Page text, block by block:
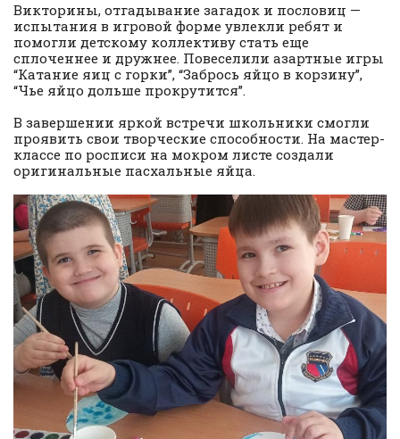
Викторины, отгадывание загадок и пословиц —
испытания в игровой форме увлекли ребят и
помогли детскому коллективу стать еще
сплоченнее и дружнее. Повеселили азартные игры
“Катание яиц с горки”, “Забрось яйцо в корзину”,
“Чье яйцо дольше прокрутится”.
В завершении яркой встречи школьники смогли
проявить свои творческие способности. На мастер-
классе по росписи на мокром листе создали
оригинальные пасхальные яйца.